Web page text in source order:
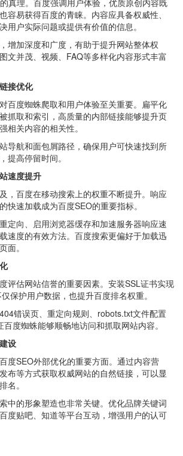
真理。百度强调用户体验，优质原创内容既
容易获得百度的青睐。内容应具备权威性、
用户实际问题或提供有价值的信息。
增加深度和广度，有助于提升网站整体权
文并茂、视频、FAQ等多样化内容形式丰富
接优化
百度蜘蛛爬取和用户体验至关重要。扁平化
抓取和索引，高质量的内部链接能够提升页
相关内容的相关性。
导航和面包屑路径，确保用户可快速找到所
提高停留时间。
速度提升
，百度在移动搜索上的权重不断提升。响应
快速加载成为百度SEO的重要指标。
定向、启用浏览器缓存和加速服务器响应速
速度的有效方法。百度搜索更偏好于加载迅
面。
评估网站信誉的重要因素。安装SSL证书实现
保护用户数据，也提升百度排名权重。
错误页、重定向规则、robots.txt文件配置
度蜘蛛能够顺畅地访问和抓取网站内容。
设
度SEO外部优化的重要方面。通过内容营
布等方式获取权威网站的自然链接，可以显
名。
中的形象塑造也非常关键。优化品牌关键词
度贴吧、知道等平台互动，增强用户的认可